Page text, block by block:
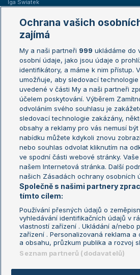
Iga Swiatek
Žebříčky
Žebříček ATP (muži)
Žebříček WTA (ženy)
Sázkařský žebříček
Australian
French
Wimbledon
US Open
Turnaj
Turnaj
Aktualní trendy
Fotbalové přestupy
Livesport Daily
LS Prague Open
Podmínky užití
Nastavení
GDPR a žurnalistika
Reklama
Kontakt
Informace
údajů
Ochrana vašich
zajímá
My a naši partneři 999 ukládáme do
osobní údaje, jako jsou údaje o
identifikátory, a máme k nim přístup.
umožňuje, aby sledovací
uvedené v části My a naši partneři
účelem poskytování. Výběrem
odvoláním svého souhlasu je
sledovací technologie zakázány,
obsahy a reklamy pro vás nemusí
nabídku můžete kdykoli znovu
nebo souhlas odvolat kliknutím na
ve spodní části webové stránky.
našem Internetová stránka. Další
našich Zásadách ochrany osobních
Společně s našimi partnery
tímto cílem:
Používání přesných údajů o
vyhledávání identifikačních údajů v
vlastností zařízení . Ukládání a/nebo
zařízení . Personalizovaná reklama a
a obsahu, průzkum publika a rozvoj
Seznam partnerů (dodavatelů)